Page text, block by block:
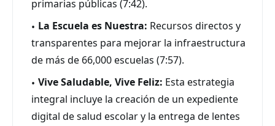
primarias públicas (7:42).
La Escuela es Nuestra: Recursos directos y
transparentes para mejorar la infraestructura
de más de 66,000 escuelas (7:57).
Vive Saludable, Vive Feliz: Esta estrategia
integral incluye la creación de un expediente
digital de salud escolar y la entrega de lentes